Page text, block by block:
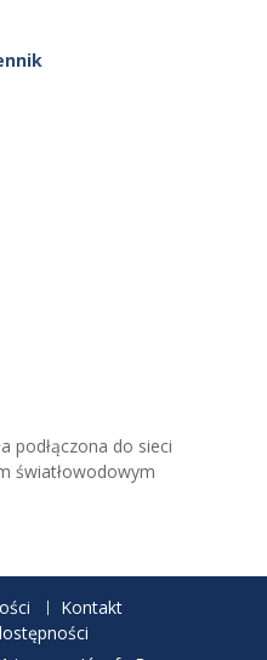
podłączona do sieci
światłowodowym
Kontakt